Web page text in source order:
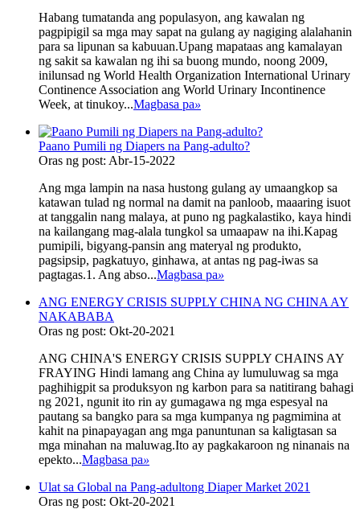
Habang tumatanda ang populasyon, ang kawalan ng
pagpipigil sa mga may sapat na gulang ay nagiging alalahanin
para sa lipunan sa kabuuan.Upang mapataas ang kamalayan
ng sakit sa kawalan ng ihi sa buong mundo, noong 2009,
inilunsad ng World Health Organization International Urinary
Continence Association ang World Urinary Incontinence
Week, at tinukoy...Magbasa pa»
Paano Pumili ng Diapers na Pang-adulto?
Oras ng post: Abr-15-2022
Ang mga lampin na nasa hustong gulang ay umaangkop sa
katawan tulad ng normal na damit na panloob, maaaring isuot
at tanggalin nang malaya, at puno ng pagkalastiko, kaya hindi
na kailangang mag-alala tungkol sa umaapaw na ihi.Kapag
pumipili, bigyang-pansin ang materyal ng produkto,
pagsipsip, pagkatuyo, ginhawa, at antas ng pag-iwas sa
pagtagas.1. Ang abso...Magbasa pa»
ANG ENERGY CRISIS SUPPLY CHINA NG CHINA AY
NAKABABA
Oras ng post: Okt-20-2021
ANG CHINA'S ENERGY CRISIS SUPPLY CHAINS AY
FRAYING Hindi lamang ang China ay lumuluwag sa mga
paghihigpit sa produksyon ng karbon para sa natitirang bahagi
ng 2021, ngunit ito rin ay gumagawa ng mga espesyal na
pautang sa bangko para sa mga kumpanya ng pagmimina at
kahit na pinapayagan ang mga panuntunan sa kaligtasan sa
mga minahan na maluwag.Ito ay pagkakaroon ng ninanais na
epekto...Magbasa pa»
Ulat sa Global na Pang-adultong Diaper Market 2021
Oras ng post: Okt-20-2021